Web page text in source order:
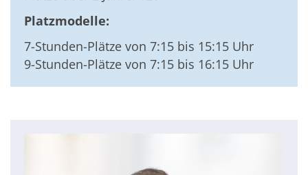
Platzmodelle:
7-Stunden-Plätze von 7:15 bis 15:15 Uhr
9-Stunden-Plätze von 7:15 bis 16:15 Uhr